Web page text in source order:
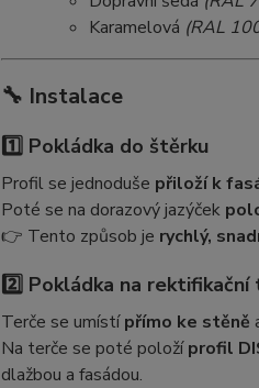
Karamelová (RAL
🔧 Instalace
1️⃣ Pokládka do štěrku
Profil se jednoduše přiloží k
Poté se na dorazový jazýček
👉 Tento způsob je rychlý,
2️⃣ Pokládka na
Terče se umístípřímo ke stěně
Na terče se poté položíprofil
dlažbou a fasádou.